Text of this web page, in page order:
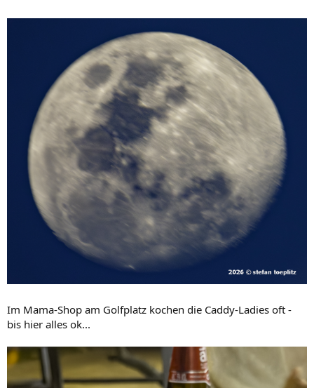
Im Mama-Shop am Golfplatz kochen die Caddy-Ladies oft -
bis hier alles ok...